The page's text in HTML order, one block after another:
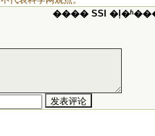
���� SSI